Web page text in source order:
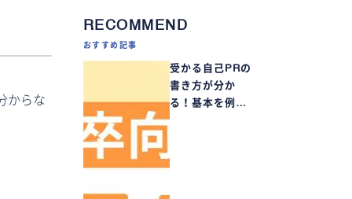
からな
RECOMMEND
おすすめ記事
受かる自己PRの
書き方が分か
る！基本を例…